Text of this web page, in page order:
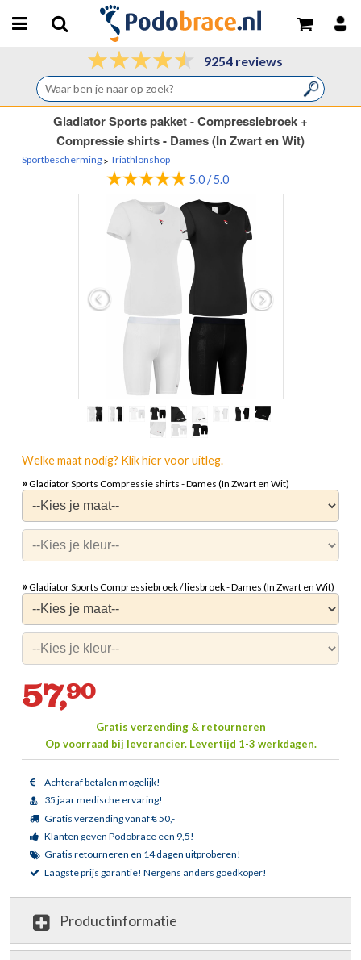
9254 reviews
Gladiator Sports pakket - Compressiebroek +
Compressie shirts - Dames (In Zwart en Wit)
Sportbescherming > Triathlonshop
5.0 / 5.0
57,90
Gratis verzending & retourneren
Op voorraad bij leverancier.Levertijd 1-3 werkdagen.
Achteraf betalen mogelijk!
35 jaar medische ervaring!
Gratis verzending vanaf € 50,-
Klanten geven Podobrace een 9,5!
Gratis retourneren en 14 dagen uitproberen!
Laagste prijs garantie! Nergens anders goedkoper!
Welke maat nodig? Klik hier voor uitleg.
»Gladiator Sports Compressie shirts - Dames (In Zwart en Wit)
»Gladiator Sports Compressiebroek / liesbroek - Dames (In Zwart en Wit)
Productinformatie